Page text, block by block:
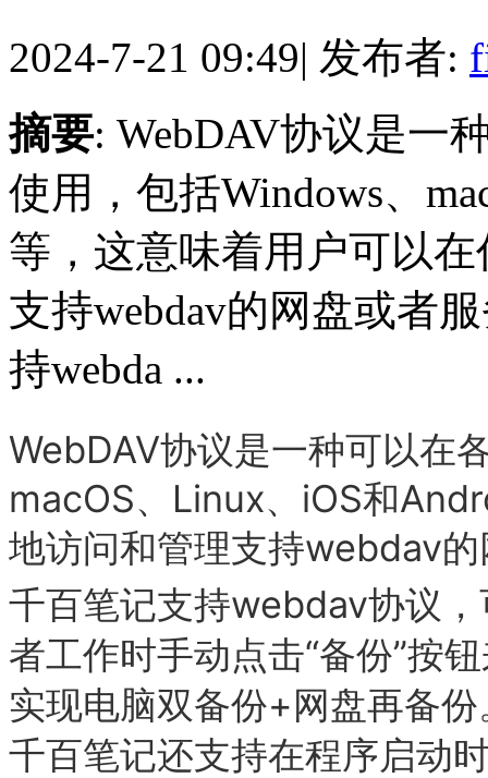
2024-7-21 09:49| 发布者:
摘要: WebDAV协议是一
使用，‌包括Windows、‌
等，‌这意味着用户可以
支持webdav的网盘或者
持webda ...
WebDAV协议是一种可以在
macOS、‌Linux、‌iOS和
地访问和管理支持webdav
千百笔记支持webdav协议
者工作时手动点击“备份”按
实现电脑双备份+网盘再备
千百笔记还支持在程序启动